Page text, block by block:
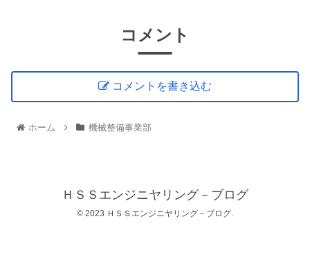
コメント
コメントを書き込む
ホーム 機械整備事業部
ＨＳＳエンジニヤリング－ブログ
© 2023 ＨＳＳエンジニヤリング－ブログ.